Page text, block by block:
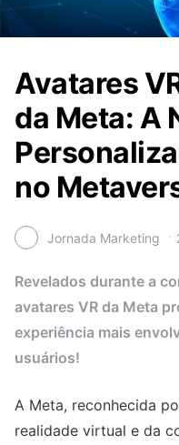
Avatares
da Meta: A
no
Jornada Marketing
Revelados durante a
avatares VR da Meta
experiência mais
usuários!
A Meta, reconhecida
realidade virtual e da